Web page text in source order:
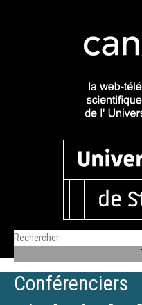
Conférenciers